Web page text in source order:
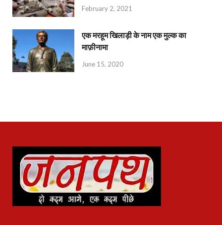
February 2, 2021
एक मरहूम खिलाड़ी के नाम एक मुल्क का
माफ़ीनामा
June 15, 2020